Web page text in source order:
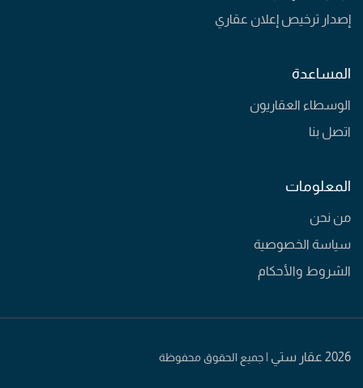
إصدار ترخيص إعلان عقاري
المساعدة
الوسطاء العقاريون
اتصل بنا
المعلومات
من نحن
سياسة الخصوصية
الشروط والأحكام
2026 عقار ستي | جميع الحقوق محفوظة